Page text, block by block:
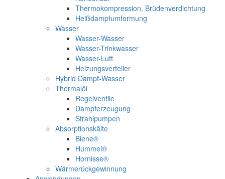
Thermokompression, Brüdenverdichtung
Heißdampfumformung
Wasser
Wasser-Wasser
Wasser-Trinkwasser
Wasser-Luft
Heizungsverteiler
Hybrid Dampf-Wasser
Thermalöl
Regelventile
Dampferzeugung
Strahlpumpen
Absorptionskälte
Biene®
Hummel®
Hornisse®
Wärmerückgewinnung